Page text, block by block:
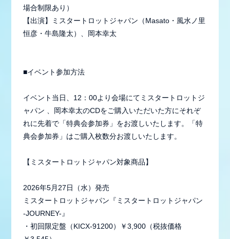
会員登録 ログイン
STAFF REPORT
MEMBER BLOG
MOVIE
RADIO
GALLERY
場合制限あり）
【出演】ミスタートロットジャパン（Masato・風水ノ里
恒彦・牛島隆太）、岡本幸太
■イベント参加方法
イベント当日、12：00より会場にてミスタートロットジ
ャパン 、岡本幸太のCDをご購入いただいた方にそれぞ
れに先着で「特典会参加券」をお渡しいたします。「特
典会参加券」はご購入枚数分お渡しいたします。
【ミスタートロットジャパン対象商品】
2026年5月27日（水）発売
ミスタートロットジャパン『ミスタートロットジャパン
-JOURNEY-』
・初回限定盤（KICX-91200）￥3,900（税抜価格